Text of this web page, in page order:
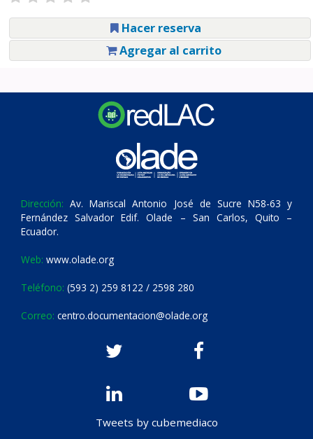
Hacer reserva
Agregar al carrito
Dirección: Av. Mariscal Antonio José de Sucre N58-63 y
Fernández Salvador Edif. Olade – San Carlos, Quito –
Ecuador.
Web: www.olade.org
Teléfono: (593 2) 259 8122 / 2598 280
Correo: centro.documentacion@olade.org
Tweets by cubemediaco